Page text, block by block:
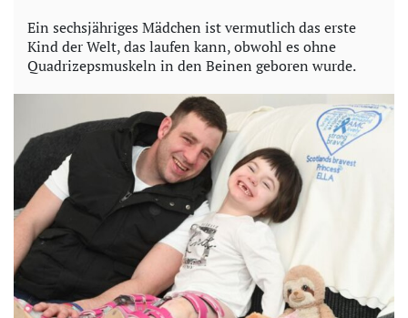
y
V
i
d
e
o
Ein sechsjähriges Mädchen ist vermutlich das erste
Kind der Welt, das laufen kann, obwohl es ohne
Quadrizepsmuskeln in den Beinen geboren wurde.